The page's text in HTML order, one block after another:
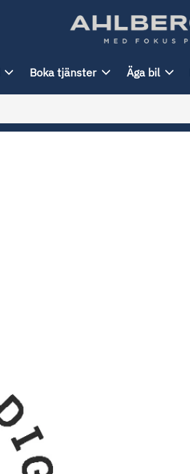
Boka tjänster Äga bil